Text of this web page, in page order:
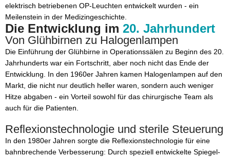
Chirurgisches Absauggerät SU60.15
Moderne OP-Leuchte: Mehr als nur Licht
Intelligente Steuerung und Ergonomie
Hygienestandards und Nachhaltigkeit
Fazit: Licht, das Leben rettet!
elektrisch betriebenen OP-Leuchten entwickelt wurden - ein
Meilenstein in der Medizingeschichte.
Die Entwicklung im 20. Jahrhundert
Von Glühbirnen zu Halogenlampen
Die Einführung der Glühbirne in Operationssälen zu Beginn des 20.
Jahrhunderts war ein Fortschritt, aber noch nicht das Ende der
Entwicklung. In den 1960er Jahren kamen Halogenlampen auf den
Markt, die nicht nur deutlich heller waren, sondern auch weniger
Hitze abgaben - ein Vorteil sowohl für das chirurgische Team als
auch für die Patienten.
Reflexionstechnologie und sterile Steuerung
In den 1980er Jahren sorgte die Reflexionstechnologie für eine
bahnbrechende Verbesserung: Durch speziell entwickelte Spiegel-